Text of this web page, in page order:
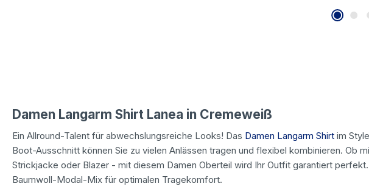
Damen Langarm Shirt Lanea in Cremeweiß
Ein Allround-Talent für abwechslungsreiche Looks! Das Damen Langarm Shirt im
Boot-Ausschnitt können Sie zu vielen Anlässen tragen und flexibel kombinieren. Ob
Strickjacke oder Blazer - mit diesem Damen Oberteil wird Ihr Outfit garantiert
Baumwoll-Modal-Mix für optimalen Tragekomfort.